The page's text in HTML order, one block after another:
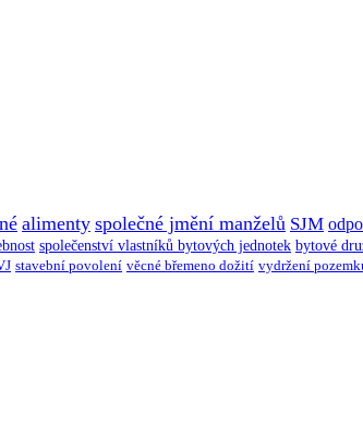
alimenty společné jmění manželů SJM
společenství vlastníků bytových jednotek bytové
stavební povolení věcné břemeno dožití vydržení